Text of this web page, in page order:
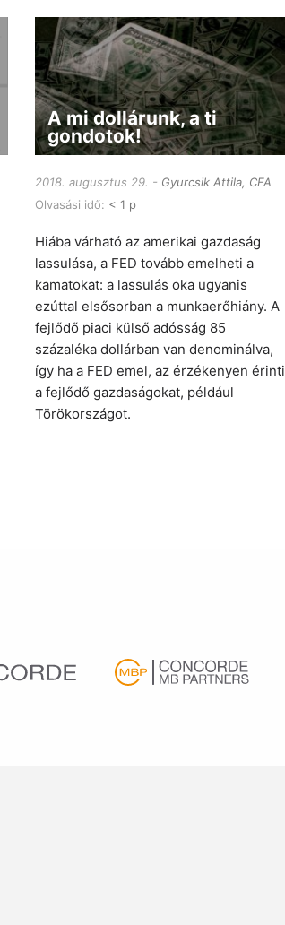
A mi dollárunk, a ti
gondotok!
2018. augusztus 29.
Gyurcsik Attila, CFA
Olvasási idő: < 1 p
Hiába várható az amerikai gazdaság
lassulása, a FED tovább emelheti a
kamatokat: a lassulás oka ugyanis
ezúttal elsősorban a munkaerőhiány. A
fejlődő piaci külső adósság 85
százaléka dollárban van denominálva,
így ha a FED emel, az érzékenyen érinti
a fejlődő gazdaságokat, például
Törökországot.